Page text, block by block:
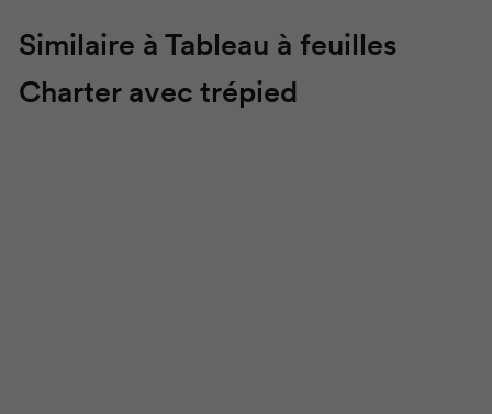
Similaire à Tableau à feuilles
Charteravec trépied